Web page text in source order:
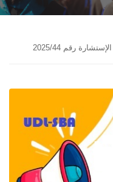
رقم 2025/44